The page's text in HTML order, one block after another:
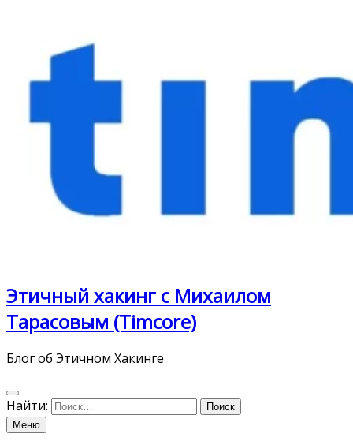
Этичный хакинг с Михаилом
Тарасовым (Timcore)
Блог об Этичном Хакинге
Найти:
Меню